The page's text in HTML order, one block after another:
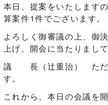
本日、提案をいたします
算案件1件でございます。
よろしく御審議の上、御
上げ、開会に当たりまし
議 長（辻󠄀重治） ただ
す。
これから、本日の会議を開